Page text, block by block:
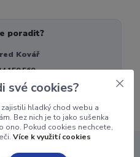
poradit?
Kovář
150 560
hod.)
své cookies?
hladký chod webu a
Bez nich je to jako sušenka
ono. Pokud cookies nechcete,
Více k využití cookies